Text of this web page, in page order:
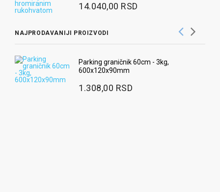
14.040,00 RSD
NAJPRODAVANIJI PROIZVODI
Parking graničnik 60cm - 3kg,
600x120x90mm
1.308,00 RSD